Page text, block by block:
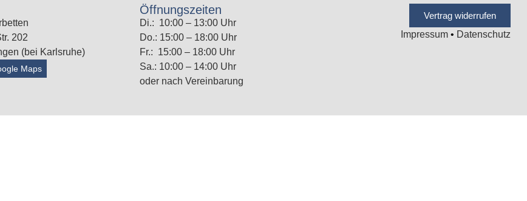
202
(bei Karlsruhe)
Maps
Öffnungszeiten
Di.: 10:00 – 13:00 Uhr
Do.: 15:00 – 18:00 Uhr
Fr.: 15:00 – 18:00 Uhr
Sa.: 10:00 – 14:00 Uhr
oder nach Vereinbarung
Vertrag widerrufen
Impressum • Datenschutz